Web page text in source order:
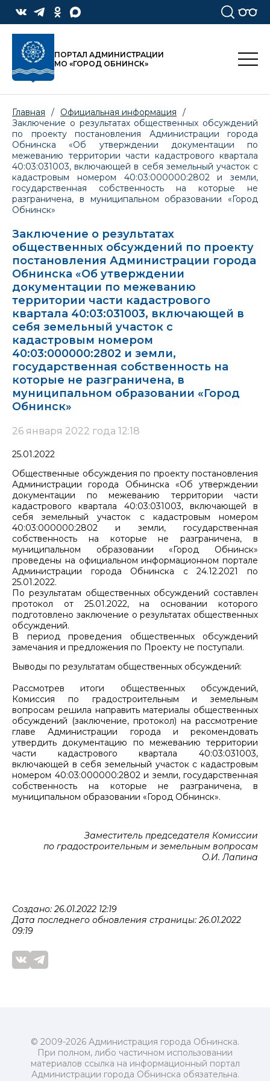
ПОРТАЛ АДМИНИСТРАЦИИ
МО «ГОРОД ОБНИНСК»
Главная / Официальная информация
/
Заключение о результатах общественных обсуждений
по проекту постановления Администрации города
Обнинска «Об утверждении документации по
межеванию территории части кадастрового квартала
40:03:031003, включающей в себя земельный участок с
кадастровым номером 40:03:000000:2802 и земли,
государственная собственность на которые не
разграничена, в муниципальном образовании «Город
Обнинск»
Заключение о результатах
общественных обсуждений по проекту
постановления Администрации города
Обнинска «Об утверждении
документации по межеванию
территории части кадастрового
квартала 40:03:031003, включающей в
себя земельный участок с
кадастровым номером
40:03:000000:2802 и земли,
государственная собственность на
которые не разграничена, в
муниципальном образовании «Город
Обнинск»
26 января 2022 года 12:18
25.01.2022
Общественные обсуждения по проекту постановления
Администрации города Обнинска «Об утверждении
документации по межеванию территории части
кадастрового квартала 40:03:031003, включающей в
себя земельный участок с кадастровым номером
40:03:000000:2802 и земли, государственная
собственность на которые не разграничена, в
муниципальном образовании «Город Обнинск»
проведены на официальном информационном портале
Администрации города Обнинска с 24.12.2021 по
25.01.2022.
По результатам общественных обсуждений составлен
протокол от 25.01.2022, на основании которого
подготовлено заключение о результатах общественных
обсуждений.
В период проведения общественных обсуждений
замечания и предложения по Проекту не поступали.
Выводы по результатам общественных обсуждений:
Рассмотрев итоги общественных обсуждений,
Комиссия по градостроительным и земельным
вопросам решила направить материалы общественных
обсуждений (заключение, протокол) на рассмотрение
главе Администрации города и рекомендовать
утвердить документацию по межеванию территории
части кадастрового квартала 40:03:031003,
включающей в себя земельный участок с кадастровым
номером 40:03:000000:2802 и земли, государственная
собственность на которые не разграничена, в
муниципальном образовании «Город Обнинск».
Заместитель председателя Комиссии
по градостроительным и земельным вопросам
О.И. Лапина
Создано: 26.01.2022 12:19
Дата последнего обновления страницы: 26.01.2022
09:19
© 2009-2026 Администрация города Обнинска.
При полном, либо частичном использовании
материалов ссылка на информационный портал
Администрации города Обнинска обязательна.